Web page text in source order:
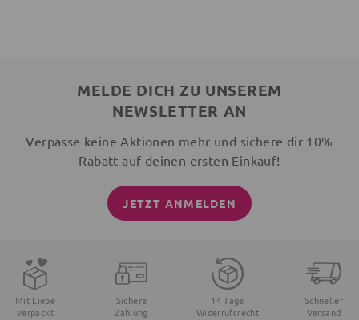
MELDE DICH ZU UNSEREM
NEWSLETTER AN
Verpasse keine Aktionen mehr und sichere dir 10%
Rabatt auf deinen ersten Einkauf!
JETZT ANMELDEN
Mit Liebe
verpackt
Sichere
Zahlung
14 Tage
Widerrufsrecht
Schneller
Versand